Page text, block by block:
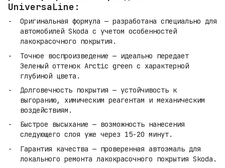
UniversaLine:
Оригинальная формула — разработана специально для
автомобилей Skoda с учетом особенностей
лакокрасочного покрытия.
Точное воспроизведение — идеально передает
Зеленый оттенок Arctic green с характерной
глубиной цвета.
Долговечность покрытия — устойчивость к
выгоранию, химическим реагентам и механическим
воздействиям.
Быстрое высыхание — возможность нанесения
следующего слоя уже через 15-20 минут.
Гарантия качества — проверенная автоэмаль для
локального ремонта лакокрасочного покрытия Skoda.